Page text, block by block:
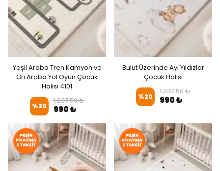
Yeşil Araba Tren Kamyon ve
Gri Araba Yol Oyun Çocuk
Halısı 4101
%20
1,237.50 ₺
990 ₺
Bulut Üzerinde Ayı Yıldızlar
Çocuk Halısı
%20
1,237.50 ₺
990 ₺